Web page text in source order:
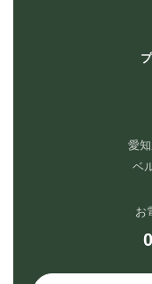
愛
ベ
お